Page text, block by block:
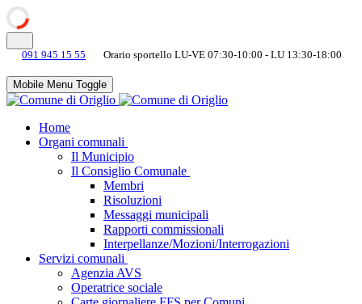
091 945 15 55 Orario sportello LU-VE 07:30-10:00 - LU 13:30-18:00
Mobile Menu Toggle
Home
Organi comunali
Il Municipio
Il Consiglio Comunale
Membri
Risoluzioni
Messaggi municipali
Rapporti commissionali
Interpellanze/Mozioni/Interrogazioni
Servizi comunali
Agenzia AVS
Operatrice sociale